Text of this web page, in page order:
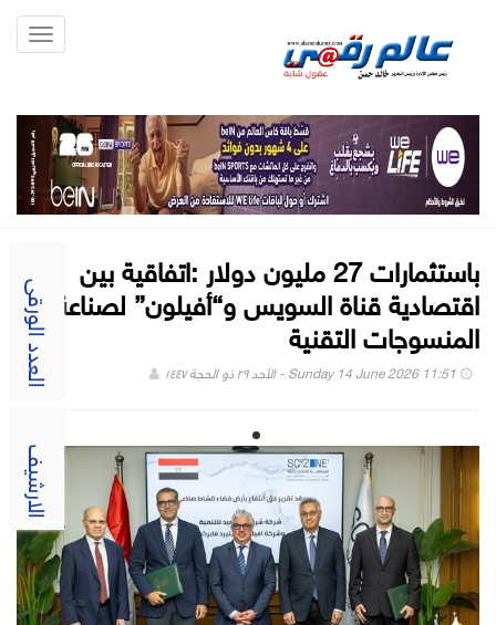
العدد الورقى
الارشيف
باستثمارات 27 مليون دولار :اتفاقية بين
اقتصادية قناة السويس و“أفيلون” لصناعة
المنسوجات التقنية
Sunday 14 June 2026 11:51 - الأحد ٢٩ ذو الحجة ١٤٤٧